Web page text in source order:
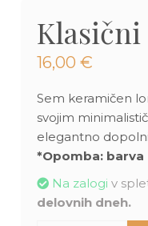
Klasični
16,00 €
Sem keramičen
svojim
elegantno
*Opomba:
Na zalogi v
delovnih dneh.